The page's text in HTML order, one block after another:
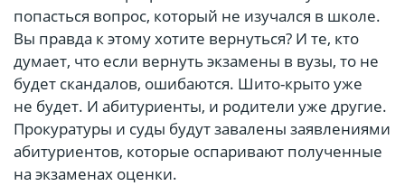
попасться вопрос, который не изучался в школе.
Вы правда к этому хотите вернуться? И те, кто
думает, что если вернуть экзамены в вузы, то не
будет скандалов, ошибаются. Шито-крыто уже
не будет. И абитуриенты, и родители уже другие.
Прокуратуры и суды будут завалены заявлениями
абитуриентов, которые оспаривают полученные
на экзаменах оценки.